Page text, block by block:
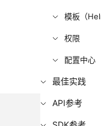
模板（
权限
配置中心
最佳实践
API参考
©2026
增值电信业务